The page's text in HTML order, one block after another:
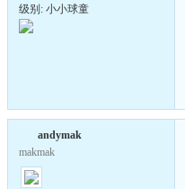
级别: 小小球童
andymak
makmak